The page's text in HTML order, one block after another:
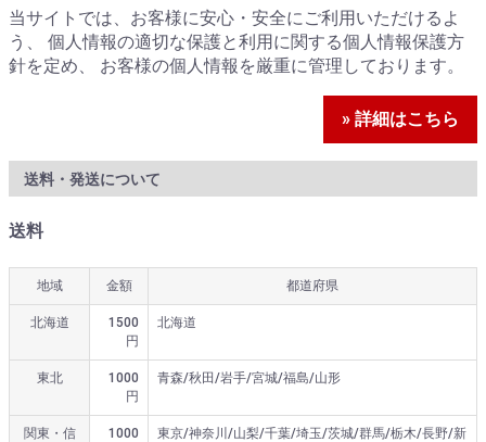
当サイトでは、お客様に安心・安全にご利用いただけるよ
う、 個人情報の適切な保護と利用に関する個人情報保護方
針を定め、 お客様の個人情報を厳重に管理しております。
» 詳細はこちら
送料・発送について
送料
地域 金額 都道府県
北海道
1500
円
北海道
東北
1000
円
青森/秋田/岩手/宮城/福島/山形
関東・信
1000
東京/神奈川/山梨/千葉/埼玉/茨城/群馬/栃木/長野/新